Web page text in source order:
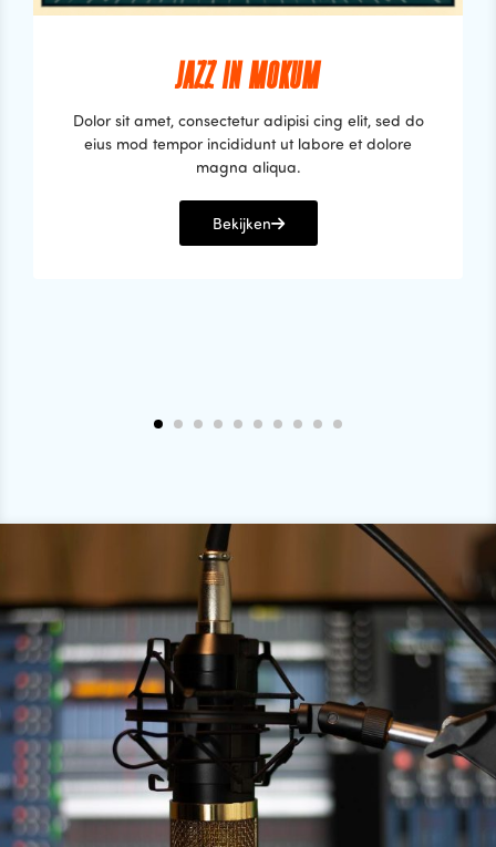
JAZZ IN MOKUM
Dolor sit amet, consectetur adipisi cing elit, sed do
eius mod tempor incididunt ut labore et dolore
magna aliqua.
Bekijken